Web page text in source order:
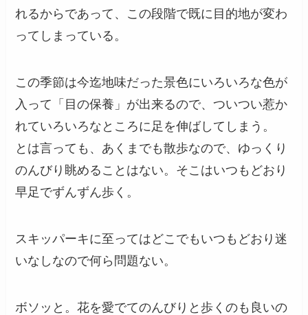
れるからであって、この段階で既に目的地が変わ
ってしまっている。
この季節は今迄地味だった景色にいろいろな色が
入って「目の保養」が出来るので、ついつい惹か
れていろいろなところに足を伸ばしてしまう。
とは言っても、あくまでも散歩なので、ゆっくり
のんびり眺めることはない。そこはいつもどおり
早足でずんずん歩く。
スキッパーキに至ってはどこでもいつもどおり迷
いなしなので何ら問題ない。
ボソッと。花を愛でてのんびりと歩くのも良いの